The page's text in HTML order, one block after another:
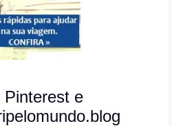
Pinterest e